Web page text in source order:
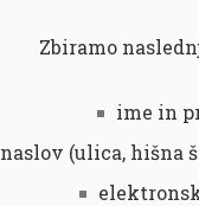
Zbiramo
ime in
naslov (ulica, hišna